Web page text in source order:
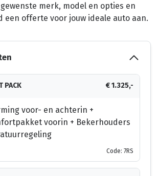
merk, model en opties en
een offerte voor jouw ideale auto aan.
PACK € 1.325,-
voor- en achterin +
voorin + Bekerhouders
Code: 7RS